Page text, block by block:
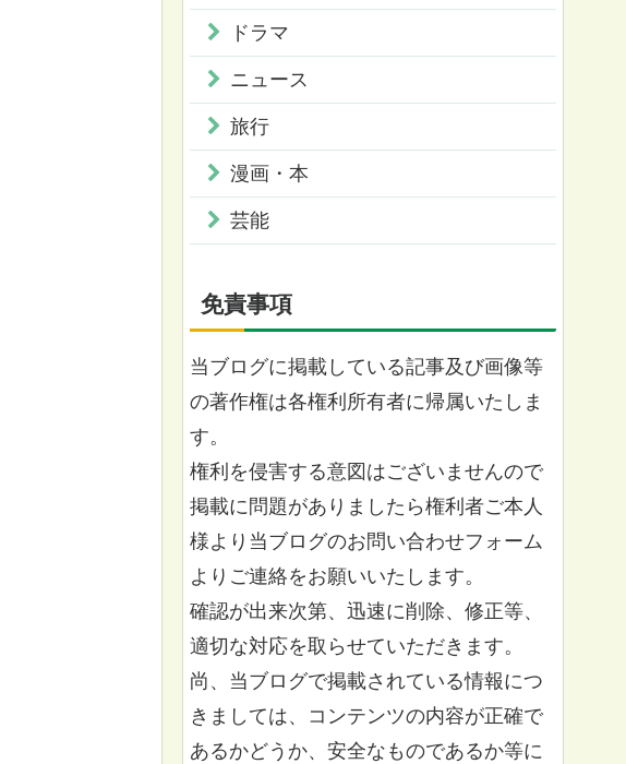
ドラマ
ニュース
旅行
漫画・本
芸能
免責事項
当ブログに掲載している記事及び画像等
の著作権は各権利所有者に帰属いたしま
す。
権利を侵害する意図はございませんので
掲載に問題がありましたら権利者ご本人
様より当ブログのお問い合わせフォーム
よりご連絡をお願いいたします。
確認が出来次第、迅速に削除、修正等、
適切な対応を取らせていただきます。
尚、当ブログで掲載されている情報につ
きましては、コンテンツの内容が正確で
あるかどうか、安全なものであるか等に